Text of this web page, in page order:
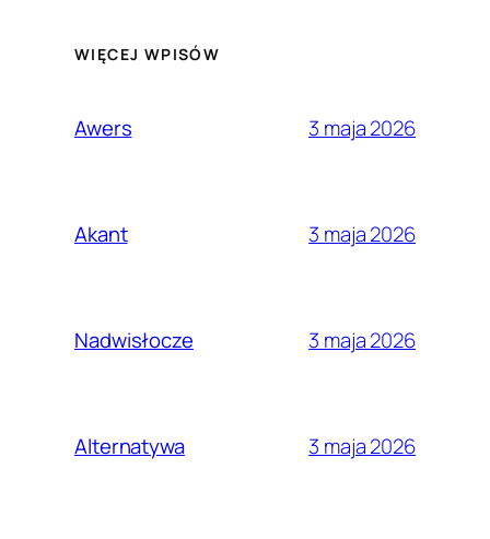
WIĘCEJ WPISÓW
Awers 3 maja 2026
Akant 3 maja 2026
Nadwisłocze 3 maja 2026
Alternatywa 3 maja 2026